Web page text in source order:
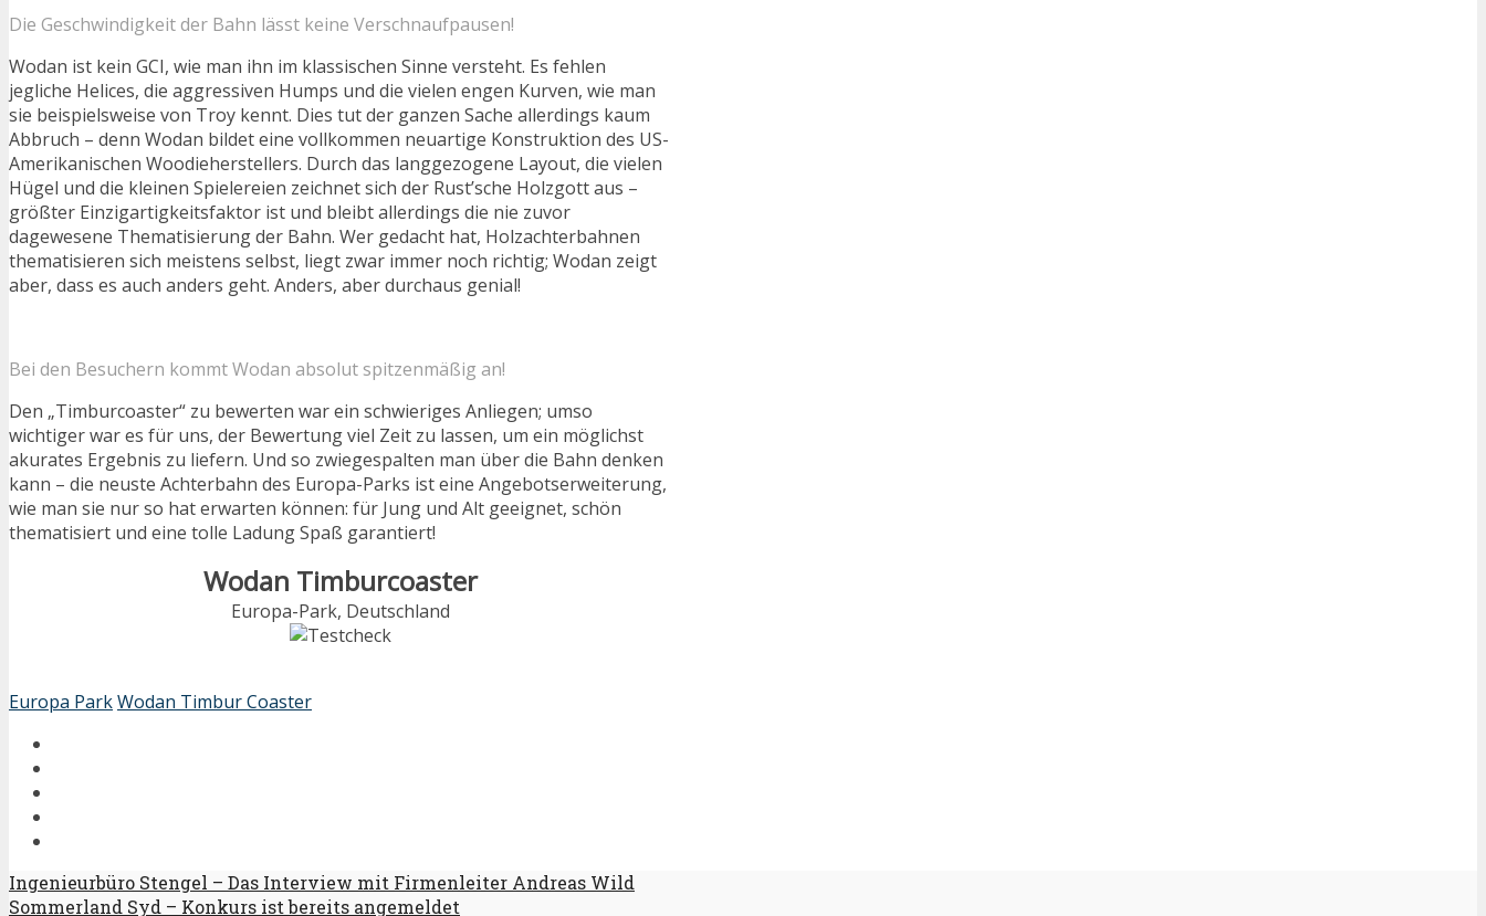
Die Geschwindigkeit der Bahn lässt keine Verschnaufpausen!
Wodan ist kein GCI, wie man ihn im klassischen Sinne versteht. Es fehlen
jegliche Helices, die aggressiven Humps und die vielen engen Kurven, wie man
sie beispielsweise von Troy kennt. Dies tut der ganzen Sache allerdings kaum
Abbruch – denn Wodan bildet eine vollkommen neuartige Konstruktion des US-
Amerikanischen Woodieherstellers. Durch das langgezogene Layout, die vielen
Hügel und die kleinen Spielereien zeichnet sich der Rust’sche Holzgott aus –
größter Einzigartigkeitsfaktor ist und bleibt allerdings die nie zuvor
dagewesene Thematisierung der Bahn. Wer gedacht hat, Holzachterbahnen
thematisieren sich meistens selbst, liegt zwar immer noch richtig; Wodan zeigt
aber, dass es auch anders geht. Anders, aber durchaus genial!
Bei den Besuchern kommt Wodan absolut spitzenmäßig an!
Den „Timburcoaster“ zu bewerten war ein schwieriges Anliegen; umso
wichtiger war es für uns, der Bewertung viel Zeit zu lassen, um ein möglichst
akurates Ergebnis zu liefern. Und so zwiegespalten man über die Bahn denken
kann – die neuste Achterbahn des Europa-Parks ist eine Angebotserweiterung,
wie man sie nur so hat erwarten können: für Jung und Alt geeignet, schön
thematisiert und eine tolle Ladung Spaß garantiert!
Wodan Timburcoaster
Europa-Park, Deutschland
Europa ParkWodan Timbur Coaster
Ingenieurbüro Stengel – Das Interview mit Firmenleiter Andreas Wild
Sommerland Syd – Konkurs ist bereits angemeldet